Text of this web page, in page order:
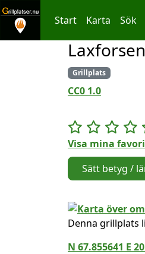
Hoppa till innehållet
Start Karta Sök
Grillplats
CC0 1.0
Visa mina
Sätt betyg /
Denna grillplats
N 67.855641 E